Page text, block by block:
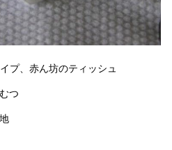
プ、赤ん坊のティッシュ
つ